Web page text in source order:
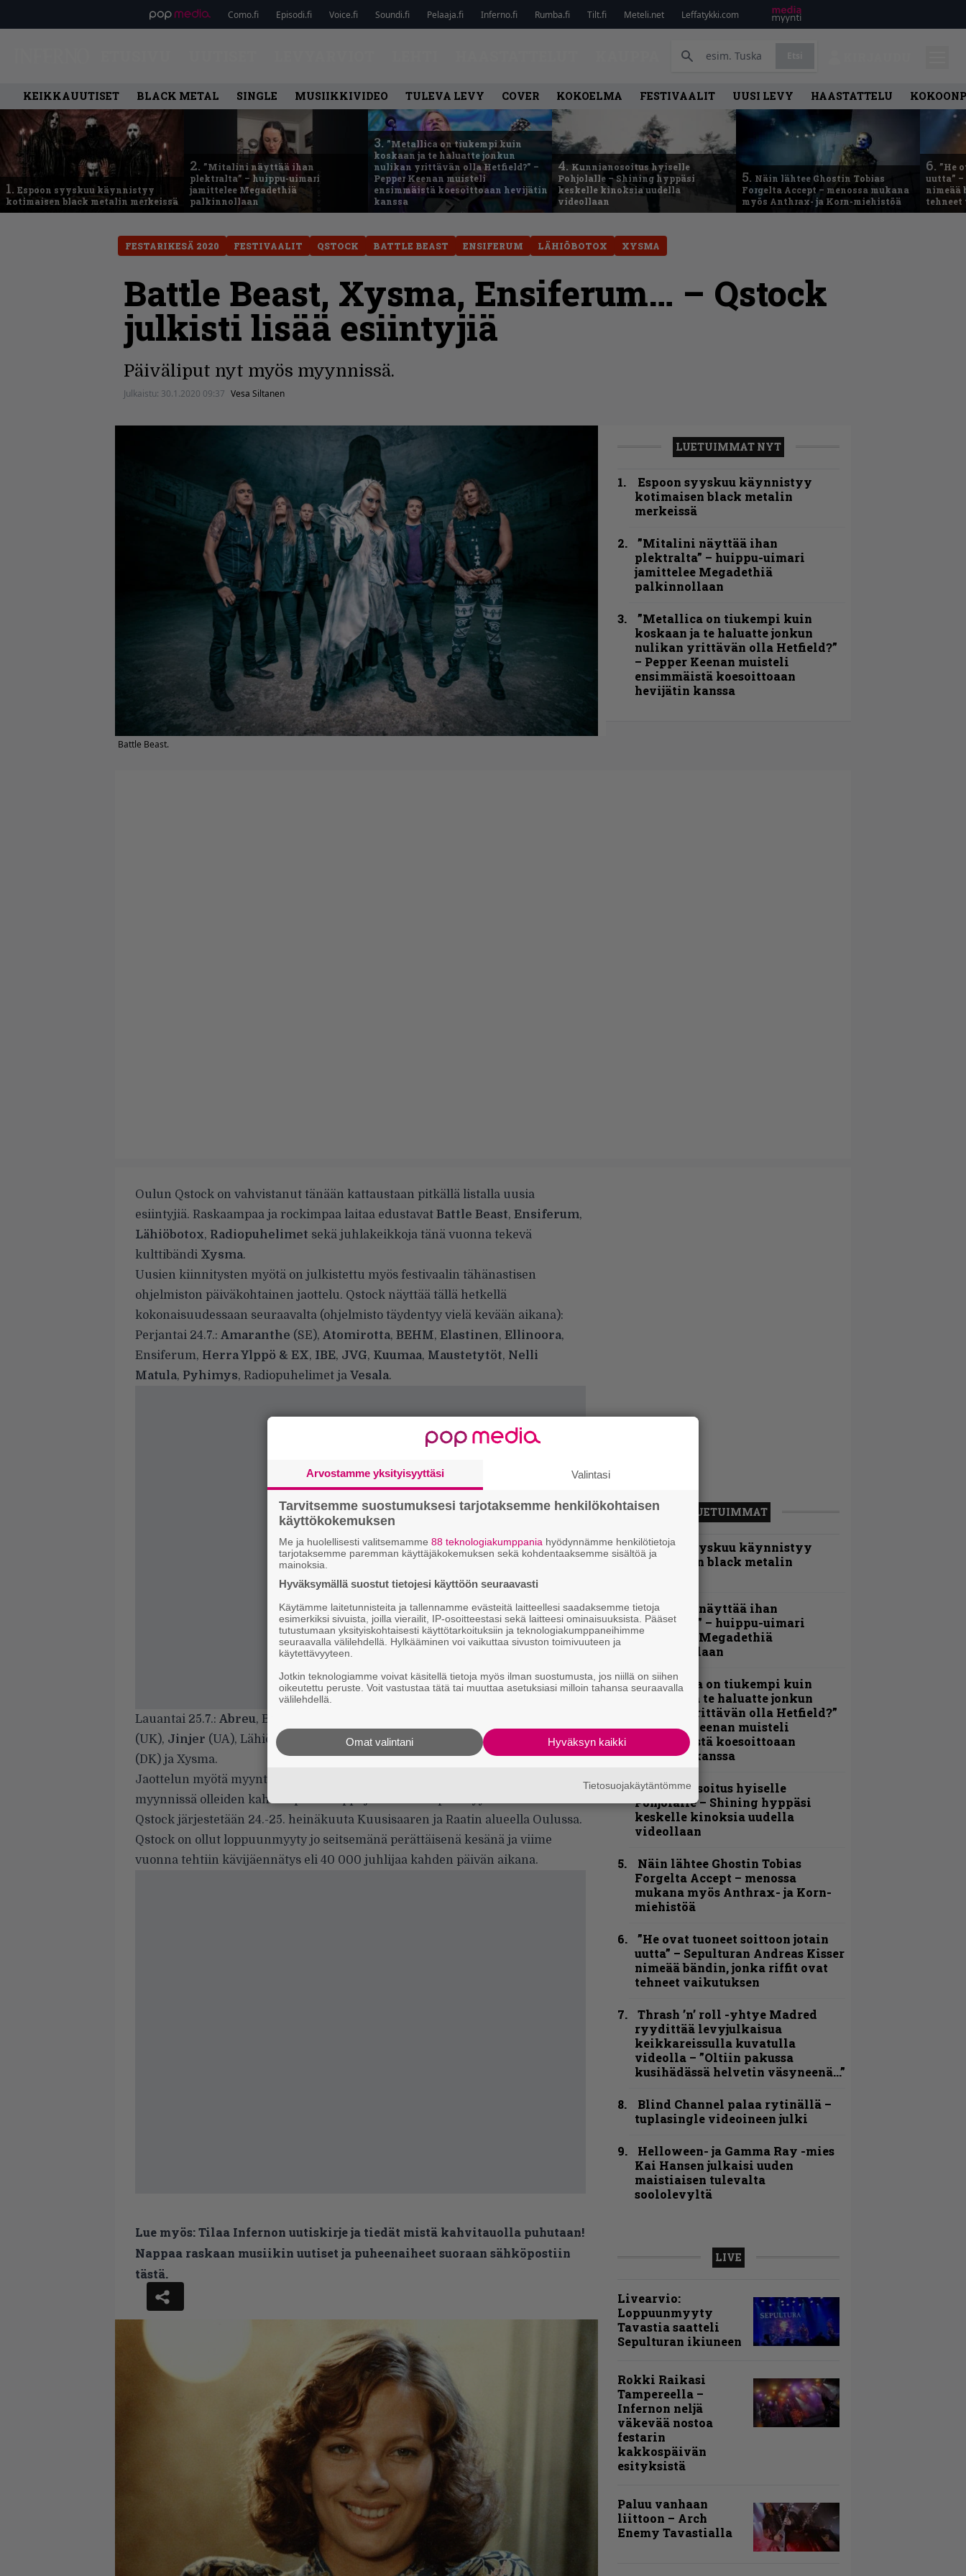
Como.fi Episodi.fi Voice.fi Soundi.fi Pelaaja.fi Inferno.fi Rumba.fi Tilt.fi Meteli.net Leffatykki.com
KEIKKAUUTISET BLACK METAL SINGLE MUSIIKKIVIDEO TULEVA LEVY COVER KOKOELMA FESTIVAALIT UUSI LEVY HAASTATTELU
1. Espoon syyskuu käynnistyy
kotimaisen black metalin merkeissä
2. ”Mitalini näyttää ihan
plektralta” – huippu-uimari
jamittelee Megadethiä
palkinnollaan
3. ”Metallica on tiukempi kuin
koskaan ja te haluatte jonkun
nulikan yrittävän olla Hetfield?” –
Pepper Keenan muisteli
ensimmäistä koesoittoaan hevijätin
kanssa
4. Kunnianosoitus hyiselle
Pohjolalle – Shining hyppäsi
keskelle kinoksia uudella
videollaan
5. Näin lähtee Ghostin Tobias
Forgelta Accept – menossa mukana
myös Anthrax- ja Korn-miehistöä
6. ”He
uutta”
nimeää
FESTARIKESÄ 2020 FESTIVAALIT QSTOCK BATTLE BEAST ENSIFERUM LÄHIÖBOTOX XYSMA
Battle Beast, Xysma, Ensiferum… – Qstock
julkisti lisää esiintyjiä
Päiväliput nyt myös myynnissä.
Julkaistu: 30.1.2020 09:37 Vesa Siltanen
Battle Beast.
LUETUIMMAT NYT
Espoon syyskuu käynnistyy
kotimaisen black metalin
merkeissä
”Mitalini näyttää ihan
plektralta” – huippu-uimari
jamittelee Megadethiä
palkinnollaan
”Metallica on tiukempi kuin
koskaan ja te haluatte jonkun
nulikan yrittävän olla Hetfield?”
– Pepper Keenan muisteli
ensimmäistä koesoittoaan
hevijätin kanssa
Oulun Qstock on vahvistanut tänään kattaustaan pitkällä listalla uusia
esiintyjiä. Raskaampaa ja rockimpaa laitaa edustavat Battle Beast, Ensiferum,
Lähiöbotox, Radiopuhelimet sekä juhlakeikkoja tänä vuonna tekevä
kulttibändi Xysma.
Uusien kiinnitysten myötä on julkistettu myös festivaalin tähänastisen
ohjelmiston päiväkohtainen jaottelu. Qstock näyttää tällä hetkellä
kokonaisuudessaan seuraavalta (ohjelmisto täydentyy vielä kevään aikana):
Perjantai 24.7.: Amaranthe (SE), Atomirotta, BEHM, Elastinen, Ellinoora,
Ensiferum, Herra Ylppö & EX, IBE, JVG, Kuumaa, Maustetytöt, Nelli
Matula, Pyhimys, Radiopuhelimet ja Vesala.
Lauantai 25.7.: Abreu, Battle Beast,
(UK), Jinjer (UA), Lähiöbotox, Mariska,Sanni,The Darkness
Volbeat
(DK) ja Xysma.
Jaottelun myötä myyntiin on laitettu nyt myös päiväliput jo aiemmin
myynnissä olleiden kahden päivän lippujen lisäksi. Liput myy
Qstock järjestetään 24.-25. heinäkuuta Kuusisaaren ja Raatin alueella Oulussa.
Qstock on ollut loppuunmyyty jo seitsemänä perättäisenä kesänä ja viime
vuonna tehtiin kävijäennätys eli 40 000 juhlijaa kahden päivän aikana.
Lue myös:Tilaa Infernon uutiskirje ja tiedät mistä kahvitauolla puhutaan!
Nappaa raskaan musiikin uutiset ja puheenaiheet suoraan sähköpostiin
tästä.
LUETUIMMAT
Espoon syyskuu käynnistyy
kotimaisen black metalin
”Mitalini näyttää ihan
plektralta” – huippu-uimari
jamittelee Megadethiä
palkinnollaan
”Metallica on tiukempi kuin
koskaan ja te haluatte jonkun
nulikan yrittävän olla Hetfield?”
– Pepper Keenan muisteli
ensimmäistä koesoittoaan
hevijätin kanssa
Kunnianosoitus hyiselle
Pohjolalle – Shining hyppäsi
keskelle kinoksia uudella
videollaan
Näin lähtee Ghostin Tobias
Forgelta Accept – menossa
mukana myös Anthrax- ja Korn-
miehistöä
”He ovat tuoneet soittoon jotain
uutta” – Sepulturan Andreas Kisser
nimeää bändin, jonka riffit ovat
tehneet vaikutuksen
Thrash ’n’ roll -yhtye Madred
ryydittää levyjulkaisua
keikkareissulla kuvatulla
videolla – ”Oltiin pakussa
kusihädässä helvetin väsyneenä…”
Blind Channel palaa rytinällä –
tuplasingle videoineen julki
Helloween- ja Gamma Ray -mies
Kai Hansen julkaisi uuden
maistiaisen tulevalta
soololevyltä
LIVE
Livearvio:
Loppuunmyyty
Tavastia saatteli
Sepulturan ikiuneen
Rokki Raikasi
Tampereella –
Infernon neljä
väkevää nostoa
festarin
kakkospäivän
esityksistä
Paluu vanhaan
liittoon – Arch
Enemy Tavastialla
Arvostamme yksityisyyttäsi Valintasi
Tarvitsemme suostumuksesi tarjotaksemme henkilökohtaisen
käyttökokemuksen
Me ja huolellisesti valitsemamme 88 teknologiakumppania hyödynnämme henkilötietoja
tarjotaksemme paremman käyttäjäkokemuksen sekä kohdentaaksemme sisältöä ja
mainoksia.
Hyväksymällä suostut tietojesi käyttöön seuraavasti
Käytämme laitetunnisteita ja tallennamme evästeitä laitteellesi saadaksemme tietoja
esimerkiksi sivuista, joilla vierailit, IP-osoitteestasi sekä laitteesi ominaisuuksista. Pääset
tutustumaan yksityiskohtaisesti käyttötarkoituksiin ja teknologiakumppaneihimme
seuraavalla välilehdellä. Hylkääminen voi vaikuttaa sivuston toimivuuteen ja
käytettävyyteen.
Jotkin teknologiamme voivat käsitellä tietoja myös ilman suostumusta, jos niillä on siihen
oikeutettu peruste. Voit vastustaa tätä tai muuttaa asetuksiasi milloin tahansa seuraavalla
välilehdellä.
Hyväksyn kaikki
Omat valintani
Tietosuojakäytäntömme